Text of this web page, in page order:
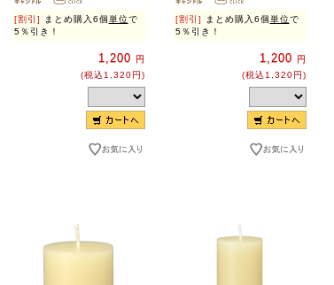
[割引] まとめ購入6個 単位で
5％引き！
1,200
円
(税込1,320円)
[割引] まとめ購入6個 単位で
5％引き！
1,200
円
(税込1,320円)